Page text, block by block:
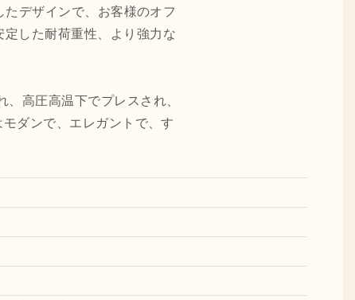
デザインで、お客様のオフ
した耐荷重性、より強力な
高圧高温下でプレスされ、
ダンで、エレガントで、す